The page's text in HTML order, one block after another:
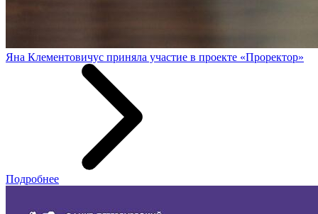
Яна Клементовичус приняла участие в проекте «Проректор»
Подробнее